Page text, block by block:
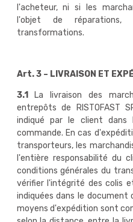
l'acheteur, ni si les
l'objet de
transformations.
Art. 3 – LIVRAISON ET
3.1
La livraison des
entrepôts de RISTOFAST
indiqué par le client
commande. En cas
transporteurs, les
l'entière responsabilité du
conditions générales du
vérifier l'intégrité des colis
indiquées dans le document
moyens d'expédition sont